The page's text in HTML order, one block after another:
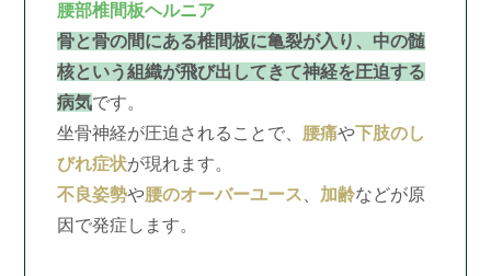
腰部椎間板ヘルニア
骨と骨の間にある椎間板に亀裂が入り、中の髄
核という組織が飛び出してきて神経を圧迫する
病気です。
坐骨神経が圧迫されることで、 腰痛や下肢のし
びれ症状が現れます。
不良姿勢や腰のオーバーユース 加齢などが原
因で発症します。